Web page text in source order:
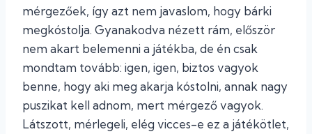
mérgezőek, így azt nem javaslom, hogy bárki
megkóstolja. Gyanakodva nézett rám, először
nem akart belemenni a játékba, de én csak
mondtam tovább: igen, igen, biztos vagyok
benne, hogy aki meg akarja kóstolni, annak nagy
puszikat kell adnom, mert mérgező vagyok.
Látszott, mérlegeli, elég vicces-e ez a játékötlet,